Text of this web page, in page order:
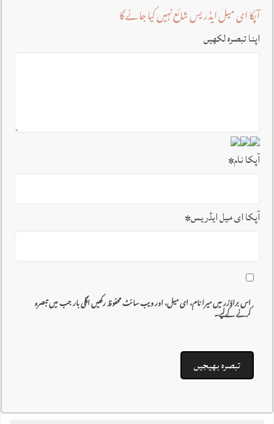
آپکا ای میل ایڈریس شائع نہیں کیا جائے گا
اپنا تبصرہ لکھیں
آپکا نام*
آپکا ای میل ایڈریس*
اس براؤزر میں میرا نام، ای میل، اور ویب سائٹ محفوظ رکھیں اگلی بار جب میں تبصرہ
کرنے کےلیے۔